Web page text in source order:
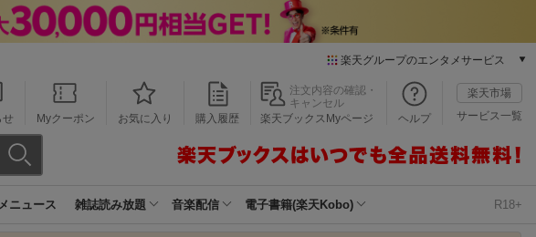
楽天グループのエンタメサービス
本/ゲーム/CD/DVD
楽天ブックス
楽天Kobo
せ Myクーポン お気に入り 購入履歴
注文内容の確認・
キャンセル
楽天ブックスMyページ
ヘルプ
楽天市場
サービス一覧
ニュース 雑誌読み放題 音楽配信 電子書籍(楽天Kobo) R18+